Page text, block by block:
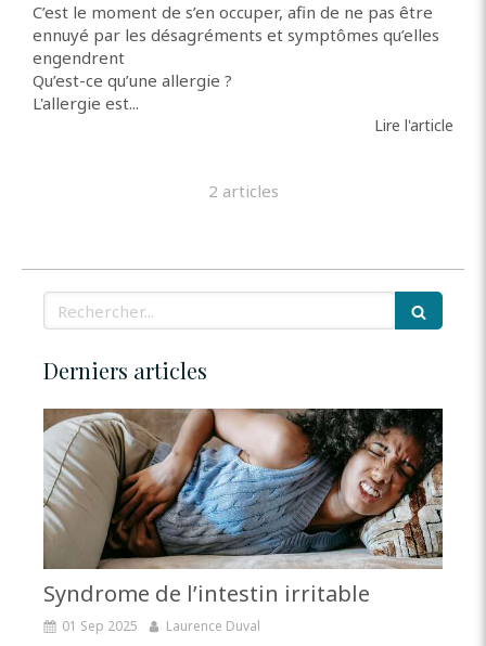
C’est le moment de s’en occuper, afin de ne pas être
ennuyé par les désagréments et symptômes qu’elles
engendrent
Qu’est-ce qu’une allergie ?
L'allergie est...
Lire l'article
2 articles
Rechercher
Derniers articles
Syndrome de l’intestin irritable
01 Sep 2025 Laurence Duval